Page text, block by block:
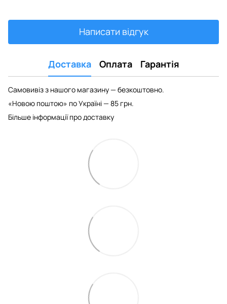
Написати відгук
Доставка Оплата Гарантія
Самовивіз з нашого магазину — безкоштовно.
«Новою поштою» по Україні — 85 грн.
Більше інформації про доставку